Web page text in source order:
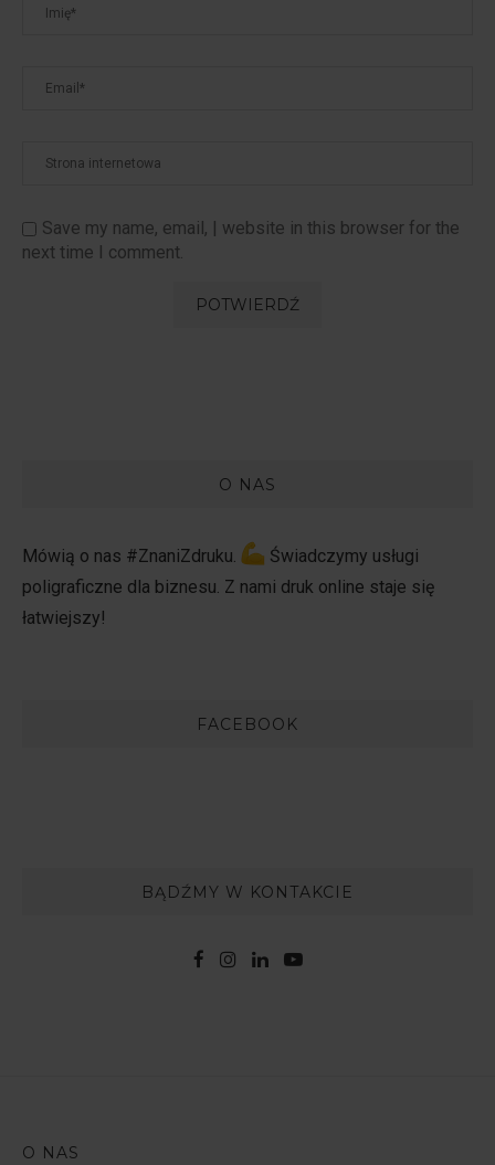
Save my name, email, | website in this browser for the
next time I comment.
O NAS
Mówią o nas #ZnaniZdruku.
Świadczymy usługi
poligraficzne dla biznesu. Z nami druk online staje się
łatwiejszy!
FACEBOOK
BĄDŹMY W KONTAKCIE
O NAS